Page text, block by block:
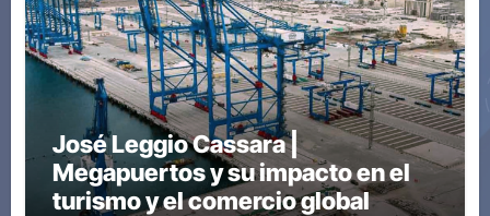
José Leggio Cassara |
Megapuertos y su impacto en el
turismo y el comercio global